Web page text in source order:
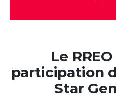
Le
participation
Star